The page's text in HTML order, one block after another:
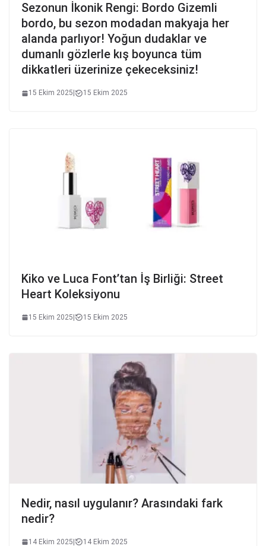
Sezonun İkonik Rengi: Bordo Gizemli
bordo, bu sezon modadan makyaja her
alanda parlıyor! Yoğun dudaklar ve
dumanlı gözlerle kış boyunca tüm
dikkatleri üzerinize çekeceksiniz!
15 Ekim 2025 15 Ekim 2025
Kiko ve Luca Font’tan İş Birliği: Street
Heart Koleksiyonu
15 Ekim 2025 15 Ekim 2025
Nedir, nasıl uygulanır? Arasındaki fark
nedir?
14 Ekim 2025| 14 Ekim 2025